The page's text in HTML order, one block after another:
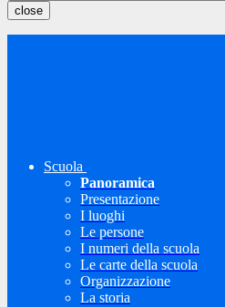
close
Scuola
Panoramica
Presentazione
I luoghi
Le persone
I numeri della scuola
Le carte della scuola
Organizzazione
La storia